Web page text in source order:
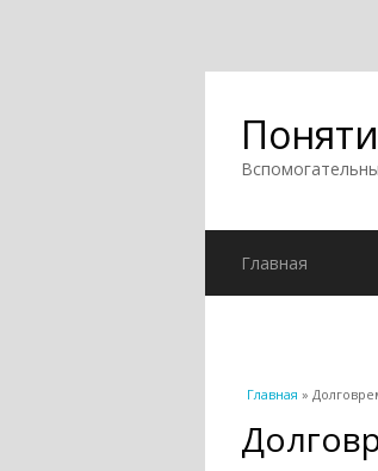
Главная
Вы здесь
Главная »